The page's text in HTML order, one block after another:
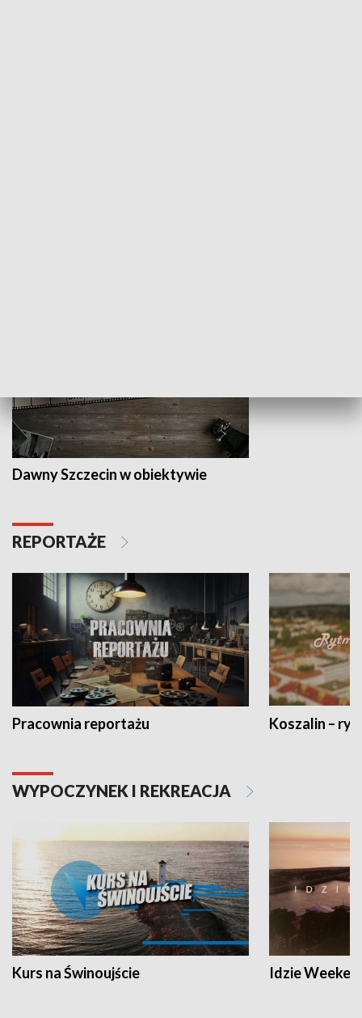
Dawny Szczecin w obiektywie
REPORTAŻE
Pracownia reportażu Koszalin –
WYPOCZYNEK I REKREACJA
Kurs na Świnoujście Idzie